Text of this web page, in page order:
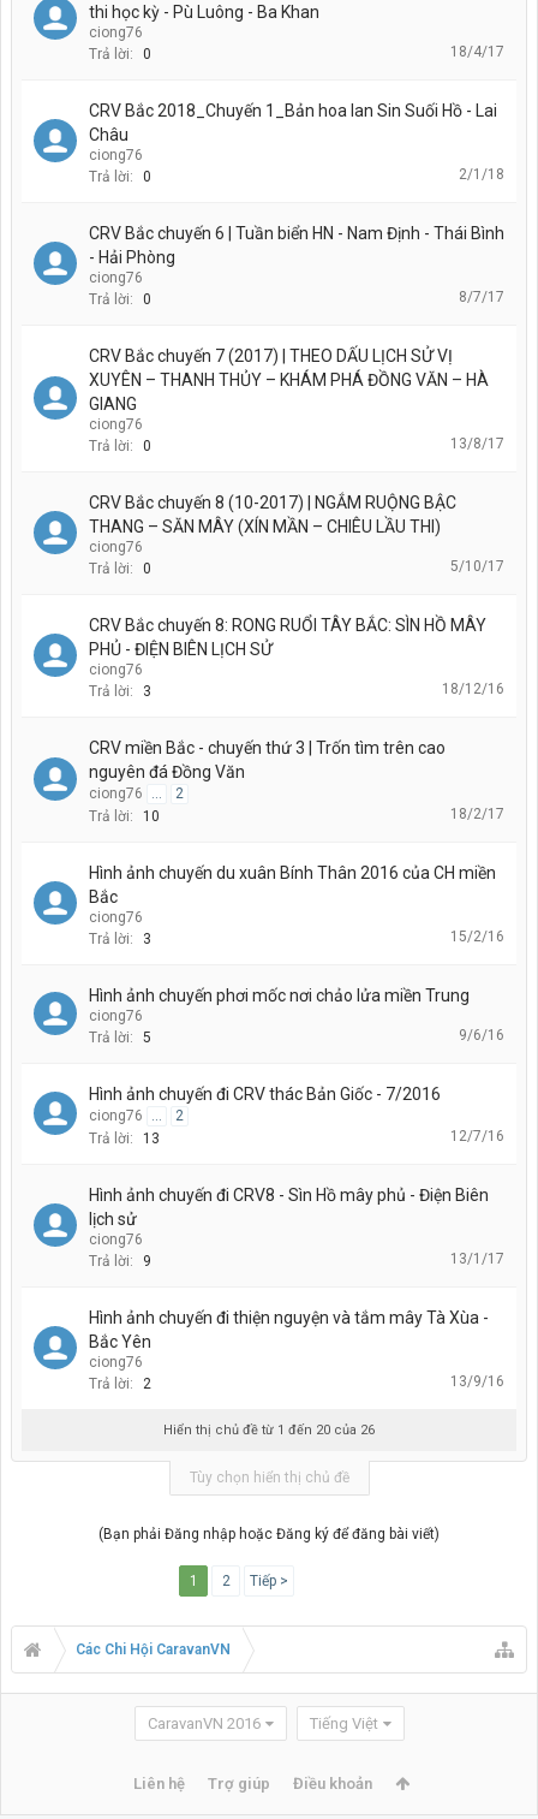
thi học kỳ - Pù Luông - Ba Khan
ciong76
Trả lời:
0 18/4/17
CRV Bắc 2018_Chuyến 1_Bản hoa lan Sin Suối Hồ - Lai
Châu
ciong76
Trả lời:
0 2/1/18
CRV Bắc chuyến 6 | Tuần biển HN - Nam Định - Thái Bình
- Hải Phòng
ciong76
Trả lời:
0 8/7/17
CRV Bắc chuyến 7 (2017) | THEO DẤU LỊCH SỬ VỊ
XUYÊN – THANH THỦY – KHÁM PHÁ ĐỒNG VĂN – HÀ
GIANG
ciong76
Trả lời:
0 13/8/17
CRV Bắc chuyến 8 (10-2017) | NGẮM RUỘNG BẬC
THANG – SĂN MÂY (XÍN MẦN – CHIÊU LẦU THI)
ciong76
Trả lời:
0 5/10/17
CRV Bắc chuyến 8: RONG RUỔI TÂY BẮC: SÌN HỒ MÂY
PHỦ - ĐIỆN BIÊN LỊCH SỬ
ciong76
Trả lời:
3 18/12/16
CRV miền Bắc - chuyến thứ 3 | Trốn tìm trên cao
nguyên đá Đồng Văn
ciong76 ...
2
Trả lời:
10 18/2/17
Hình ảnh chuyến du xuân Bính Thân 2016 của CH miền
Bắc
ciong76
Trả lời:
3 15/2/16
Hình ảnh chuyến phơi mốc nơi chảo lửa miền Trung
ciong76
Trả lời:
5 9/6/16
Hình ảnh chuyến đi CRV thác Bản Giốc - 7/2016
ciong76 ...
2
Trả lời:
13 12/7/16
Hình ảnh chuyến đi CRV8 - Sìn Hồ mây phủ - Điện Biên
lịch sử
ciong76
Trả lời:
9 13/1/17
Hình ảnh chuyến đi thiện nguyện và tắm mây Tà Xùa -
Bắc Yên
ciong76
Trả lời:
2 13/9/16
Hiển thị chủ đề từ 1 đến 20 của 26
Tùy chọn hiển thị chủ đề
(Bạn phải Đăng nhập hoặc Đăng ký để đăng bài viết)
1 2 Tiếp >
Các Chi Hội CaravanVN
CaravanVN 2016 Tiếng Việt
Liên hệ Trợ giúp Điều khoản